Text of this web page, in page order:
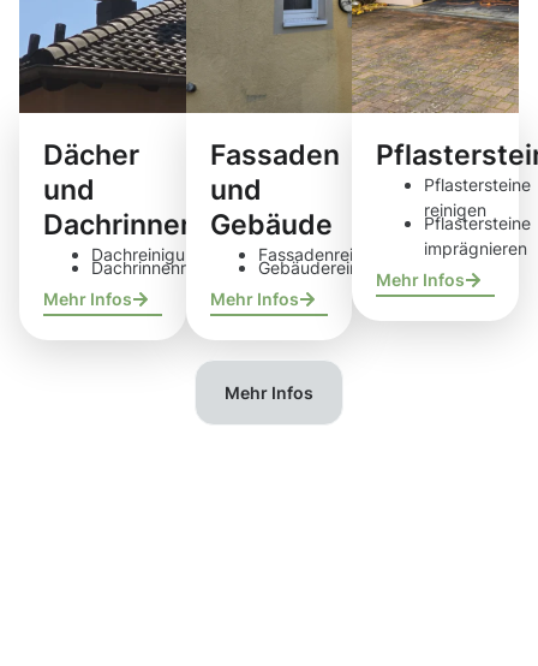
Dächer
und
Dachrinnen
Dachreinigung
Dachrinnenreinigung
Mehr Infos
Fassaden
und
Gebäude
Fassadenreinigung
Gebäudereinigung
Mehr Infos
Pflastersteine
reinigen
Pflastersteine
imprägnieren
Mehr Infos
Mehr Infos